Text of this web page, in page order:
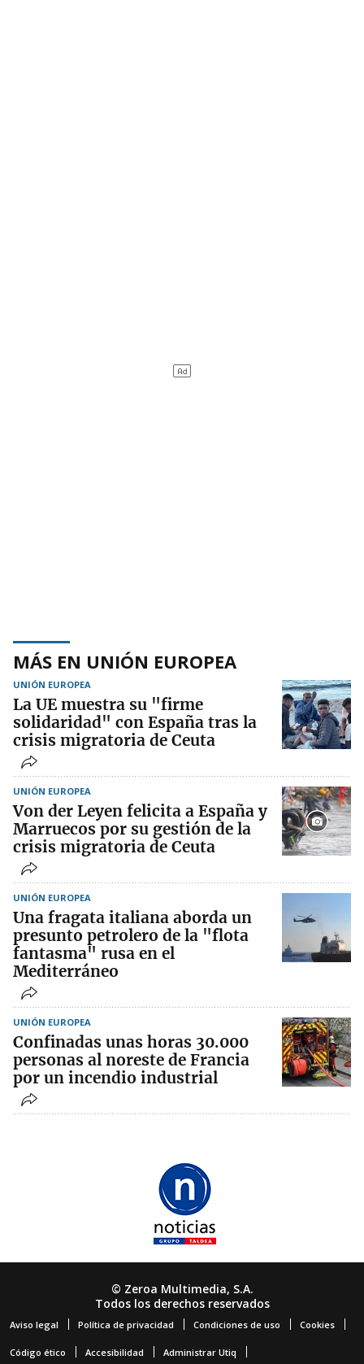
MÁS EN UNIÓN EUROPEA
UNIÓN EUROPEA
La UE muestra su "firme
solidaridad" con España tras la
crisis migratoria de Ceuta
UNIÓN EUROPEA
Von der Leyen felicita a España y
Marruecos por su gestión de la
crisis migratoria de Ceuta
UNIÓN EUROPEA
Una fragata italiana aborda un
presunto petrolero de la "flota
fantasma" rusa en el
Mediterráneo
UNIÓN EUROPEA
Confinadas unas horas 30.000
personas al noreste de Francia
por un incendio industrial
© Zeroa Multimedia, S.A.
Todos los derechos reservados
Aviso legal Política de privacidad Condiciones de uso Cookies
Código ético Accesibilidad Administrar Utiq